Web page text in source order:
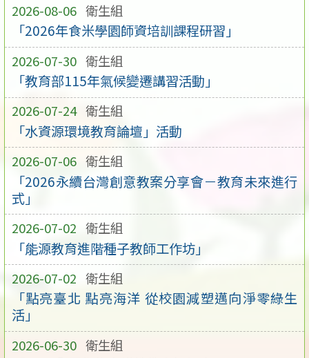
2026-08-06 衛生組
「2026年食米學園師資培訓課程研習」
2026-07-30 衛生組
「教育部115年氣候變遷講習活動」
2026-07-24 衛生組
「水資源環境教育論壇」活動
2026-07-06 衛生組
「2026永續台灣創意教案分享會－教育未來進行
式」
2026-07-02 衛生組
「能源教育進階種子教師工作坊」
2026-07-02 衛生組
「點亮臺北 點亮海洋 從校園減塑邁向淨零綠生
活」
2026-06-30 衛生組